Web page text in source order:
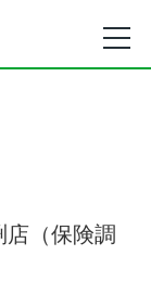
（保険調